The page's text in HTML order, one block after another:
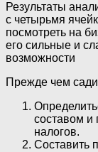
Результаты
с четырьмя
посмотреть на
его сильные и
возможности
Прежде чем
составом и
налогов.
Составить